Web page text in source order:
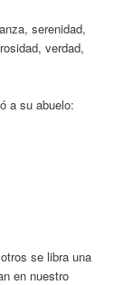
serenidad,
verdad,
a su abuelo:
se libra una
en nuestro